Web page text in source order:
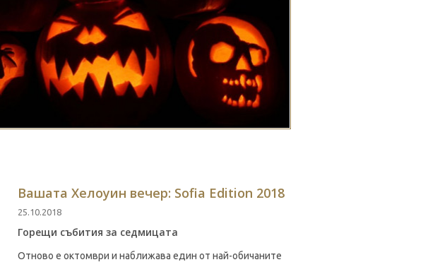
Вашата Хелоуин вечер: Sofia Edition 2018
25.10.2018
Горещи събития за седмицата
Отново е октомври и наближава един от най-обичаните